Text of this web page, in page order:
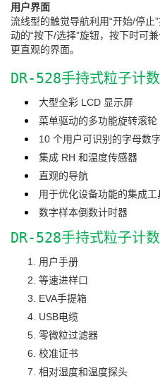
用户界面
流线型的触觉导航利用“开始/停止
动的“按下/选择”旋钮，按下时可
更直观的界面。
DR-528手持式粒子计数
大型全彩 LCD 显示屏
菜单驱动的多功能旋转滚轮
10 个用户可识别的字母数
集成 RH 和温度传感器
直观的导航
用于优化设备功能的集成工
数字样本倒数计时器
DR-528手持式粒子计数
用户手册
等速进样口
EVA手提箱
USB电缆
零微粒过滤器
校准证书
相对湿度和温度探头